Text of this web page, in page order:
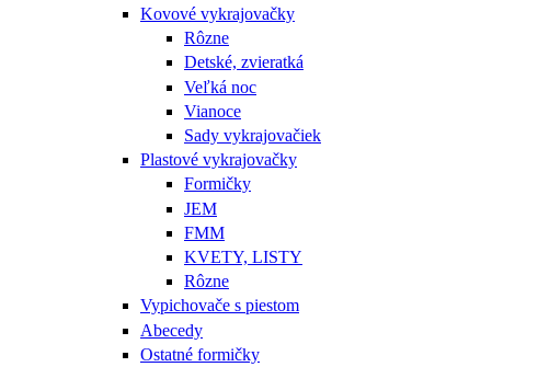
Kovové vykrajovačky
Rôzne
Detské, zvieratká
Veľká noc
Vianoce
Sady vykrajovačiek
Plastové vykrajovačky
Formičky
JEM
FMM
KVETY, LISTY
Rôzne
Vypichovače s piestom
Abecedy
Ostatné formičky